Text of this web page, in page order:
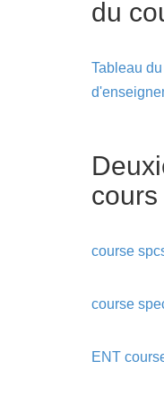
du
Tableau
cours
course
course
ENT